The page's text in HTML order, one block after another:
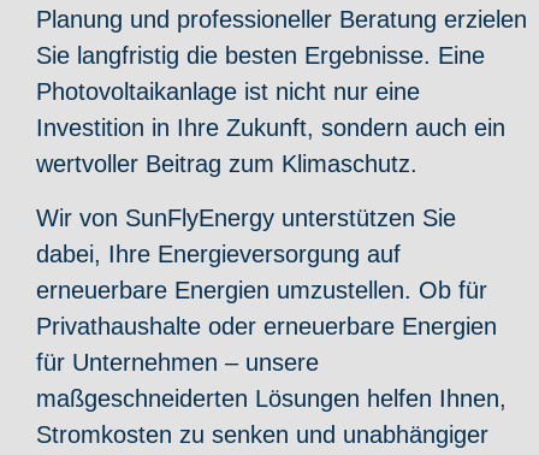
Planung und professioneller Beratung erzielen
Sie langfristig die besten Ergebnisse. Eine
Photovoltaikanlage ist nicht nur eine
Investition in Ihre Zukunft, sondern auch ein
wertvoller Beitrag zum Klimaschutz.
Wir von SunFlyEnergy unterstützen Sie
dabei, Ihre Energieversorgung auf
erneuerbare Energien umzustellen. Ob für
Privathaushalte oder erneuerbare Energien
für Unternehmen – unsere
maßgeschneiderten Lösungen helfen Ihnen,
Stromkosten zu senken und unabhängiger